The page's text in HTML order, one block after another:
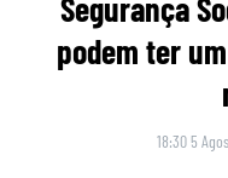
Segurança
podem ter
18:30 5